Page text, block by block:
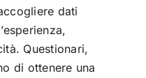
dati
Questionari,
di ottenere una